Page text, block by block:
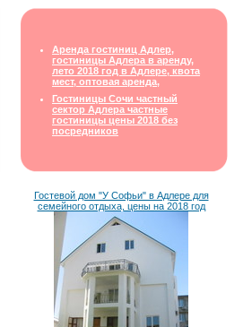
Аренда гостиниц Адлер,
гостиницы Адлера в аренду,
лето 2018 год в Адлере, квота
мест, оптовая аренда,
Гостиницы Сочи частный
сектор Адлера частные
гостиницы цены 2018 без
посредников
Гостевой дом "У Софьи" в Адлере для
семейного отдыха, цены на 2018 год